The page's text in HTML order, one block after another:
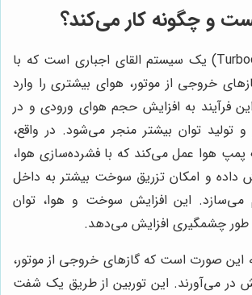
و چگونه کار می‌کند؟
توربوشارژ (Turbocharger) یک سیستم القای اجباری است که با
خروجی از موتور، هوای بیشتری را وارد
فرآیند به افزایش حجم هوای ورودی و در
و تولید توان بیشتر منجر می‌شود. در واقع،
پمپ هوا عمل می‌کند که با فشرده‌سازی هوا،
داده و امکان تزریق سوخت بیشتر به داخل
می‌سازد. این افزایش سوخت و هوا، توان
طور چشمگیری افزایش می‌دهد.
این صورت است که گازهای خروجی از موتور،
در می‌آورند. این توربین از طریق یک شفت